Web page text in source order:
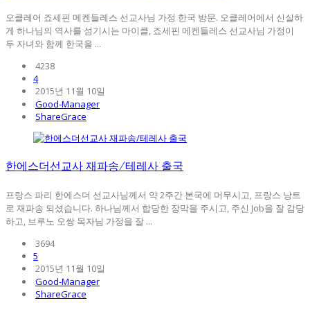
오클레어 죠세핀 메켄들레스 선교사님 가정 한국 방문. 오클레어에서 신실하
게 하나님의 역사를 섬기시는 마이클, 죠세핀 메켄들레스 선교사님 가정이
두 자녀와 함께 한국을 ...
4238
4
2015년 11월 10일
Good-Manager
ShareGrace
한에스더선교사 재파송/테레사 출국
프랑스 파리 한에스더 선교사님께서 약 2주간 본국에 머무시고, 프랑스 낭트
로 재파송 되셨습니다. 하나님께서 합당한 장막을 주시고, 주신 Job을 잘 감당
하고, 브루노 오쌍 목자님 가정을 잘 ...
3694
5
2015년 11월 10일
Good-Manager
ShareGrace